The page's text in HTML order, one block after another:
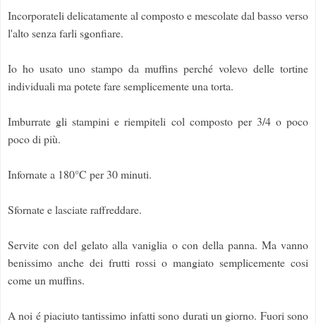
Incorporateli delicatamente al composto e mescolate dal basso verso
l'alto senza farli sgonfiare.
Io ho usato uno stampo da muffins perché volevo delle tortine
individuali ma potete fare semplicemente una torta.
Imburrate gli stampini e riempiteli col composto per 3/4 o poco
poco di più.
Infornate a 180°C per 30 minuti.
Sfornate e lasciate raffreddare.
Servite con del gelato alla vaniglia o con della panna. Ma vanno
benissimo anche dei frutti rossi o mangiato semplicemente cosi
come un muffins.
A noi é piaciuto tantissimo infatti sono durati un giorno. Fuori sono